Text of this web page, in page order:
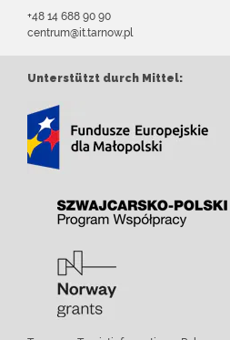
+48 14 688 90 90
centrum@it.tarnow.pl
Unterstützt durch Mittel: